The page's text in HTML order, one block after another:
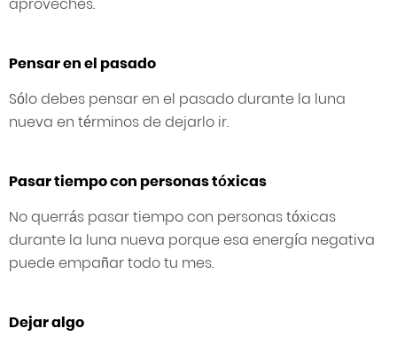
aproveches.
Pensar en el pasado
Sólo debes pensar en el pasado durante la luna
nueva en términos de dejarlo ir.
Pasar tiempo con personas tóxicas
No querrás pasar tiempo con personas tóxicas
durante la luna nueva porque esa energía negativa
puede empañar todo tu mes.
Dejar algo